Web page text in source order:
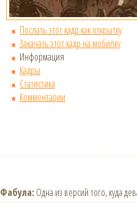
Послать этот кадр как открытку
Закачать этот кадр на мобилку
Информация
Кадры
Статистика
Комментарии
Фабула: Одна из версий того, куда